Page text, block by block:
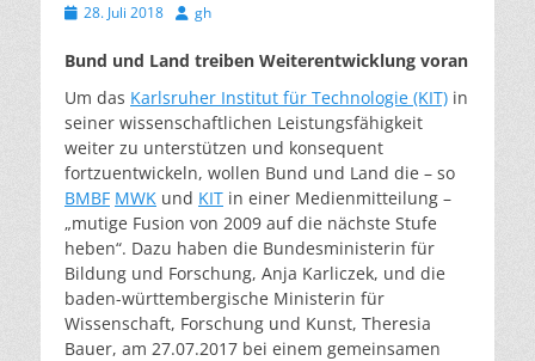
Veröffentlicht
28. Juli 2018 Autor
gh
Bund und Land treiben Weiterentwicklung voran
Um das Karlsruher Institut für Technologie (KIT) in
seiner wissenschaftlichen Leistungsfähigkeit
weiter zu unterstützen und konsequent
fortzuentwickeln, wollen Bund und Land die – so
BMBF MWK und KIT in einer Medienmitteilung –
„mutige Fusion von 2009 auf die nächste Stufe
heben“. Dazu haben die Bundesministerin für
Bildung und Forschung, Anja Karliczek, und die
baden-württembergische Ministerin für
Wissenschaft, Forschung und Kunst, Theresia
Bauer, am 27.07.2017 bei einem gemeinsamen